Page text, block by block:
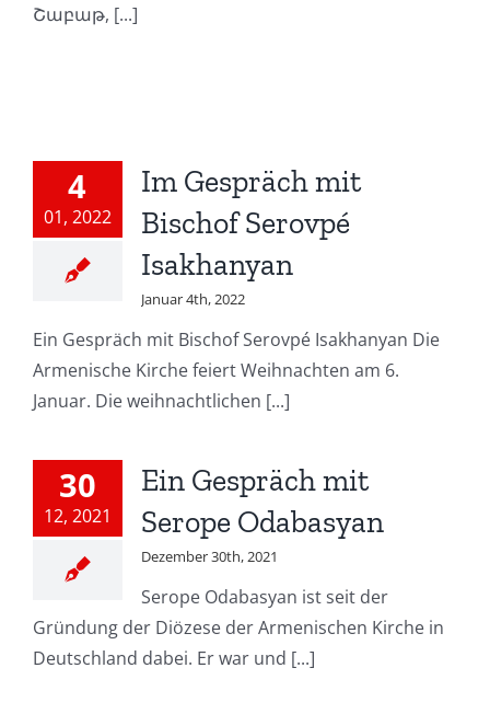
Շաբաթ, [...]
4
01, 2022
Im Gespräch mit
Bischof Serovpé
Isakhanyan
Januar 4th, 2022
Ein Gespräch mit Bischof Serovpé Isakhanyan Die
Armenische Kirche feiert Weihnachten am 6.
Januar. Die weihnachtlichen [...]
30
12, 2021
Ein Gespräch mit
Serope Odabasyan
Dezember 30th, 2021
Serope Odabasyan ist seit der
Gründung der Diözese der Armenischen Kirche in
Deutschland dabei. Er war und [...]